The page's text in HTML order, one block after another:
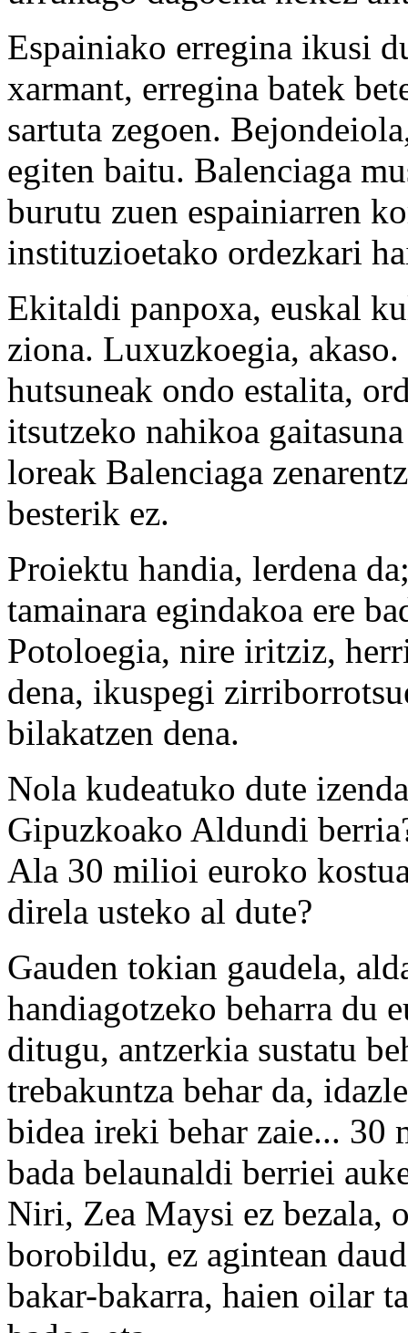
Espainiako erregina ikusi
xarmant, erregina batek
sartuta zegoen.
egiten baitu. Balenciaga
burutu zuen espainiarren
instituzioetako ordezkari
Ekitaldi panpoxa, euskal
ziona. Luxuzkoegia,
hutsuneak ondo estalita,
itsutzeko nahikoa
loreak Balenciaga
besterik ez.
Proiektu handia, lerdena
tamainara egindakoa ere
Potoloegia, nire iritziz,
dena, ikuspegi
bilakatzen dena.
Nola kudeatuko dute
Gipuzkoako Aldundi
Ala 30 milioi euroko
direla usteko al dute?
Gauden tokian gaudela,
handiagotzeko beharra du
ditugu, antzerkia sustatu
trebakuntza behar da,
bidea ireki behar zaie...
bada belaunaldi berriei
Niri, Zea Maysi ez bezala,
borobildu, ez agintean
bakar-bakarra, haien oilar